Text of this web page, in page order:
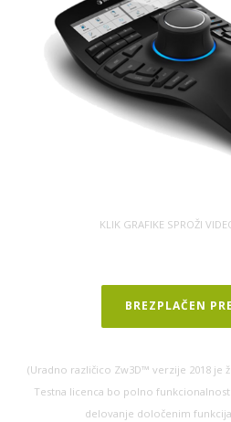
KLIK GRAFIKE SPROŽI
BREZPLAČEN
(Uradno različico Zw3D™ verzije 2018 je
Testna licenca bo polno funkcionalnost
delovanje določenim